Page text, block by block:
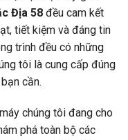
Địa 58 đều cam kết
tiết kiệm và đáng tin
trình đều có những
tôi là cung cấp đúng
cần.
chúng tôi đang cho
phá toàn bộ các